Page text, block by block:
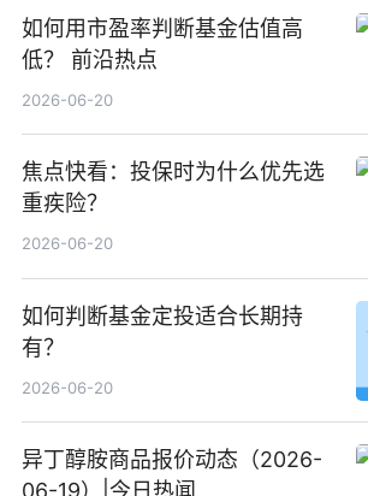
如何用市盈率判断基金估值高
低？ 前沿热点
2026-06-20
焦点快看：投保时为什么优先选
重疾险？
2026-06-20
如何判断基金定投适合长期持
有？
2026-06-20
异丁醇胺商品报价动态（2026-
06-19）|今日热闻